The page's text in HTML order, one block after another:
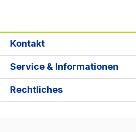
Kontakt
Service & Informationen
Rechtliches